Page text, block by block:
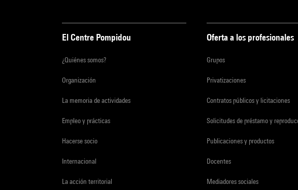
El Centre Pompidou
¿Quiénes somos?
Organización
La memoria de actividades
Empleo y prácticas
Hacerse socio
Internacional
La acción territorial
Oferta a los profesionales
Grupos
Privatizaciones
Contratos públicos y licitaciones
Solicitudes de préstamo y
Publicaciones y productos
Docentes
Mediadores sociales